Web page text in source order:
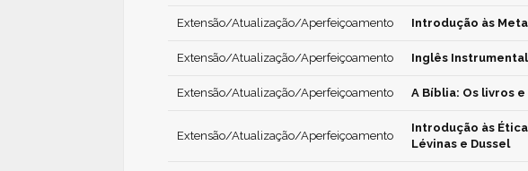
Extensão/Atualização/Aperfeiçoamento Introdução às
Extensão/Atualização/Aperfeiçoamento Inglês Instrumental
Extensão/Atualização/Aperfeiçoamento A Bíblia: Os livros
Extensão/Atualização/Aperfeiçoamento
Introdução às
Lévinas e Dussel